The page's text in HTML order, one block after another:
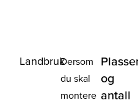
LandbrukDersom
du skal
montere
og
antall